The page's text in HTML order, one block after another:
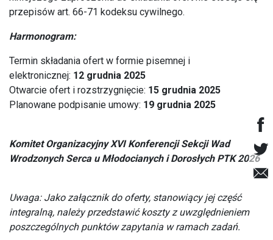
przepisów art. 66-71 kodeksu cywilnego.
Harmonogram:
Termin składania ofert w formie pisemnej i
elektronicznej: 12 grudnia 2025
Otwarcie ofert i rozstrzygnięcie: 15 grudnia 2025
Planowane podpisanie umowy: 19 grudnia 2025
Komitet Organizacyjny XVI Konferencji Sekcji Wad
Wrodzonych Serca u Młodocianych i Dorosłych PTK 2026
Uwaga: Jako załącznik do oferty, stanowiący jej część
integralną, należy przedstawić koszty z uwzględnieniem
poszczególnych punktów zapytania w ramach zadań.